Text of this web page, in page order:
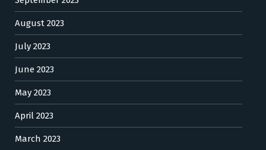
August 2023
July 2023
June 2023
May 2023
April 2023
March 2023